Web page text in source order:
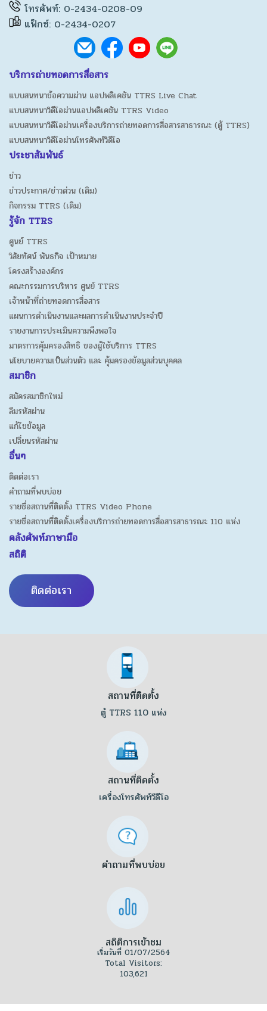
โทรศัพท์: 0-2434-0208-09
แฟ็กซ์: 0-2434-0207
บริการถ่ายทอดการสื่อสาร
แบบสนทนาข้อความผ่าน แอปพลิเคชัน TTRS Live Chat
แบบสนทนาวิดีโอผ่านแอปพลิเคชัน TTRS Video
แบบสนทนาวิดีโอผ่านเครื่องบริการถ่ายทอดการสื่อสารสาธารณะ (ตู้ TTRS)
แบบสนทนาวิดีโอผ่านโทรศัพท์วิดีโอ
ประชาสัมพันธ์
ข่าว
ข่าวประกาศ/ข่าวด่วน (เดิม)
กิจกรรม TTRS (เดิม)
รู้จัก TTRS
ศูนย์ TTRS
วิสัยทัศน์ พันธกิจ เป้าหมาย
โครงสร้างองค์กร
คณะกรรมการบริหาร ศูนย์ TTRS
เจ้าหน้าที่ถ่ายทอดการสื่อสาร
แผนการดำเนินงานและผลการดำเนินงานประจำปี
รายงานการประเมินความพึงพอใจ
มาตรการคุ้มครองสิทธิ ของผู้ใช้บริการ TTRS
นโยบายความเป็นส่วนตัว และ คุ้มครองข้อมูลส่วนบุคคล
สมาชิก
สมัครสมาชิกใหม่
ลืมรหัสผ่าน
แก้ไขข้อมูล
เปลี่ยนรหัสผ่าน
อื่นๆ
ติดต่อเรา
คำถามที่พบบ่อย
รายชื่อสถานที่ติดตั้ง TTRS Video Phone
รายชื่อสถานที่ติดตั้งเครื่องบริการถ่ายทอดการสื่อสารสาธารณะ 110 แห่ง
คลังศัพท์ภาษามือ
สถิติ
ติดต่อเรา
สถานที่ติดตั้ง
ตู้ TTRS 110 แห่ง
สถานที่ติดตั้ง
เครื่องโทรศัพท์วีดีโอ
คำถามที่พบบ่อย
สถิติการเข้าชม
เริ่มวันที่ 01/07/2564
Total Visitors:
103,621